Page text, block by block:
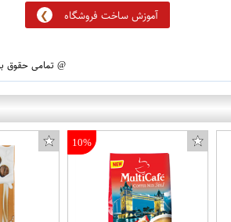
آموزش ساخت فروشگاه
@ تمامی حقوق
10%